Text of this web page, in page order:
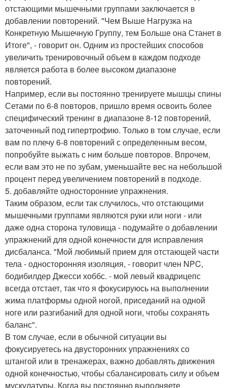
отстающими мышечными группами заключается в
добавлении повторений. "Чем Выше Нагрузка на
Конкретную Мышечную Группу, тем Больше она Станет в
Итоге", - говорит он. Одним из простейших способов
увеличить тренировочный объем в каждом подходе
является работа в более высоком диапазоне
повторений.
Например, если вы постоянно тренируете мышцы спины
Сетами по 6-8 повторов, пришло время освоить более
специфический тренинг в диапазоне 8-12 повторений,
заточенный под гипертрофию. Только в том случае, если
вам по плечу 6-8 повторений с определенным весом,
попробуйте выжать с ним больше повторов. Впрочем,
если вам это не по зубам, уменьшайте вес на небольшой
процент перед увеличением повторений в подходе.
5. добавляйте односторонние упражнения.
Таким образом, если так случилось, что отстающими
мышечными группами являются руки или ноги - или
даже одна сторона туловища - подумайте о добавлении
упражнений для одной конечности для исправления
дисбаланса. "Мой любимый прием для отстающей части
тела - односторонняя изоляция, - говорит член NPC,
бодибилдер Джесси хоббс. - мой левый квадрицепс
всегда отстает, так что я фокусируюсь на выполнении
жима платформы одной ногой, приседаний на одной
ноге или разгибаний для одной ноги, чтобы сохранять
баланс".
В том случае, если в обычной ситуации вы
фокусируетесь на двусторонних упражнениях со
штангой или в тренажерах, важно добавлять движения
одной конечностью, чтобы сбалансировать силу и объем
мускулатуры. Когда вы постоянно выполняете